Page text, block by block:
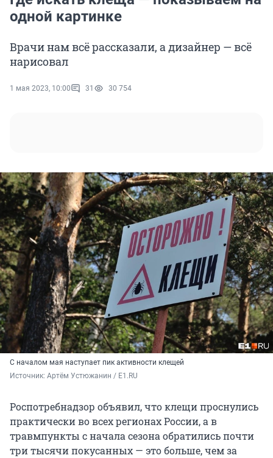
одной картинке
Врачи нам всё рассказали, а дизайнер — всё
нарисовал
1 мая 2023, 10:00 31 30 754
С началом мая наступает пик активности клещей
Источник: Артём Устюжанин / E1.RU
Роспотребнадзор объявил, что клещи проснулись
практически во всех регионах России, а в
травмпункты с начала сезона обратились почти
три тысячи покусанных — это больше, чем за